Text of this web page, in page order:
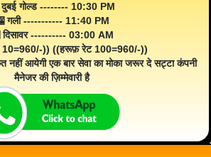
गोल्ड -------- 10:30 PM
गली ----------- 11:40 PM
दिसावर ---------- 03:00 AM
10=960/-)) ((हरूफ़ रेट 100=960/-))
नहीं आयेगी एक बार सेवा का मोका जरूर दे सट्टा कंपनी
मैनेजर की ज़िम्मेवारी है